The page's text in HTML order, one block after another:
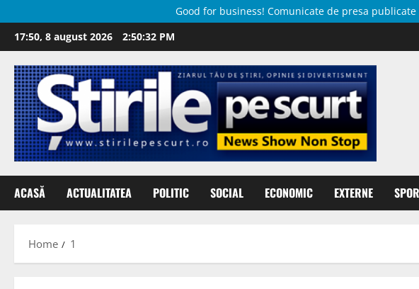
Good for business! Comunicate de presa
Skip
to
content
17:50, 8 august 2026 2:50:33 PM
ACASĂ ACTUALITATEA POLITIC SOCIAL ECONOMIC EXTERNE
Home 1